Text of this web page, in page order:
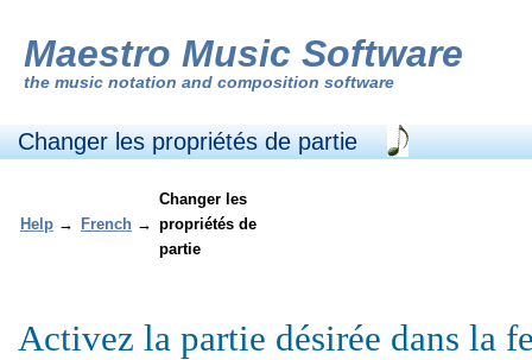
Maestro Music Software
the music notation and composition software
Changer les propriétés de partie
Help → French →
Changer les
propriétés de
partie
Activez la partie désirée dans la